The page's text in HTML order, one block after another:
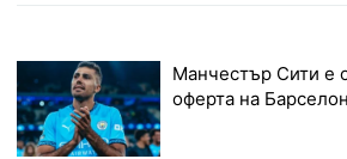
Манчестър Сити е
оферта на